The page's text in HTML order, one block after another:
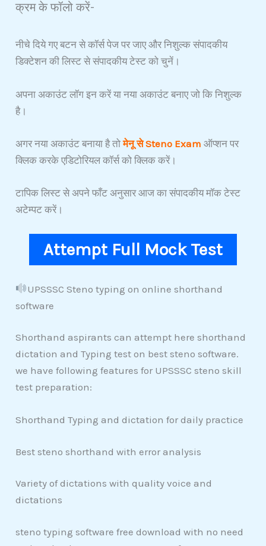
क्रम के फॉलो करें-
नीचे दिये गए बटन से कॉर्स पेज पर जाए और निशुल्क संपादकीय
डिक्टेशन की लिस्ट से संपादकीय टेस्ट को चुनें।
अपना अकाउंट लॉग इन करें या नया अकाउंट बनाए जो कि निशुल्क
है।
अगर नया अकाउंट बनाया है तोमेनू से Steno Exam ऑप्शन पर
क्लिक करके एडिटोरियल कॉर्स को क्लिक करें।
टापिक लिस्ट से अपने फाँट अनुसार आज का संपादकीय मॉक टेस्ट
अटेम्पट करें।
Attempt Full Mock Test
UPSSSC Steno typing on online shorthand
software
Shorthand aspirants can attempt here shorthand
dictation and Typing test on best steno software.
we have following features for UPSSSC steno skill
test preparation:
Shorthand Typing and dictation for daily practice
Best steno shorthand with error analysis
Variety of dictations with quality voice and
dictations
steno typing software free download with no need